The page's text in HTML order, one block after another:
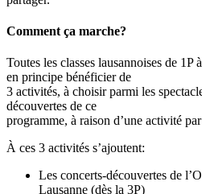
Comment ça marche?
Toutes les classes lausannoises de 1P
en principe bénéficier de
3 activités, à choisir parmi les
découvertes de ce
programme, à raison d’une activité
À ces 3 activités s’ajoutent:
Les concerts-découvertes de
Lausanne (dès la 3P)